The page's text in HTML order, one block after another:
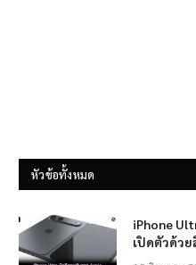
หัวข้อทั้งหมด
iPhone
เปิดตัวด้วย